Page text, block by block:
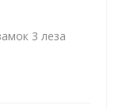
3 леза